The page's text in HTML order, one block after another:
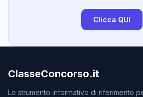
Clicca QUI
ClasseConcorso.it
Lo strumento informativo di riferimento